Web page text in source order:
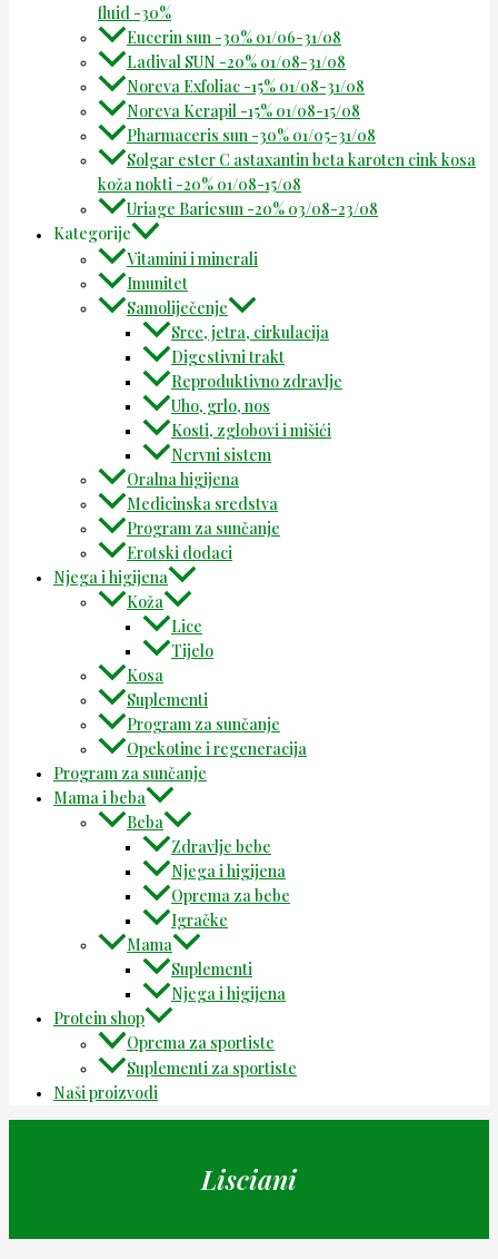
fluid -30%
Eucerin sun -30% 01/06-31/08
Ladival SUN -20% 01/08-31/08
Noreva Exfoliac -15% 01/08-31/08
Noreva Kerapil -15% 01/08-15/08
Pharmaceris sun -30% 01/05-31/08
Solgar ester C astaxantin beta karoten cink kosa
koža nokti -20% 01/08-15/08
Uriage Bariesun -20% 03/08-23/08
Kategorije
Vitamini i minerali
Imunitet
Samoliječenje
Srce, jetra, cirkulacija
Digestivni trakt
Reproduktivno zdravlje
Uho, grlo, nos
Kosti, zglobovi i mišići
Nervni sistem
Oralna higijena
Medicinska sredstva
Program za sunčanje
Erotski dodaci
Njega i higijena
Koža
Lice
Tijelo
Kosa
Suplementi
Program za sunčanje
Opekotine i regeneracija
Program za sunčanje
Mama i beba
Beba
Zdravlje bebe
Njega i higijena
Oprema za bebe
Igračke
Mama
Suplementi
Njega i higijena
Protein shop
Oprema za sportiste
Suplementi za sportiste
Naši proizvodi
Lisciani